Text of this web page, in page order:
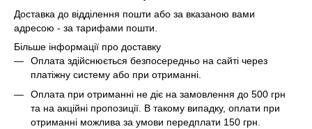
Доставка до відділення пошти або за вказаною вами
адресою - за тарифами пошти.
Більше інформації про доставку
Оплата здійснюється безпосередньо на сайті через
платіжну систему або при отриманні.
Оплата при отриманні не діє на замовлення до 500 грн
та на акційні пропозиції. В такому випадку, оплати при
отриманні можлива за умови передплати 150 грн.